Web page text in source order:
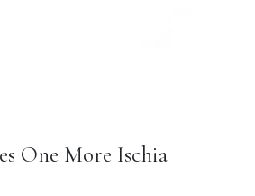
One More Ischia